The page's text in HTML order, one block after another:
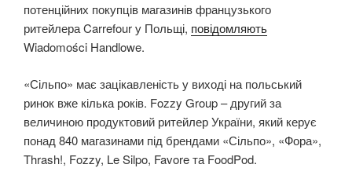
потенційних покупців магазинів французького
ритейлера Carrefour у Польщі, повідомляють
Wiadomości Handlowe.
«Сільпо» має зацікавленість у виході на польський
ринок вже кілька років. Fozzy Group – другий за
величиною продуктовий ритейлер України, який керує
понад 840 магазинами під брендами «Сільпо», «Фора»,
Thrash!, Fozzy, Le Silpo, Favore та FoodPod.